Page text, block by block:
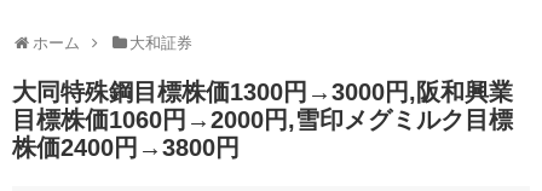
ホーム 大和証券
大同特殊鋼目標株価1300円→3000円,阪和興業
目標株価1060円→2000円,雪印メグミルク目標
株価2400円→3800円